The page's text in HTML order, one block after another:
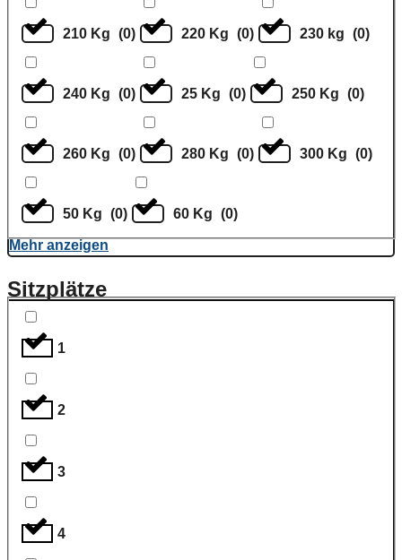
210 Kg (0) 220 Kg (0) 230 kg (0)
240 Kg (0) 25 Kg (0) 250 Kg (0)
260 Kg (0) 280 Kg (0) 300 Kg (0)
50 Kg (0) 60 Kg (0)
Mehr anzeigen
Sitzplätze
1
2
3
4